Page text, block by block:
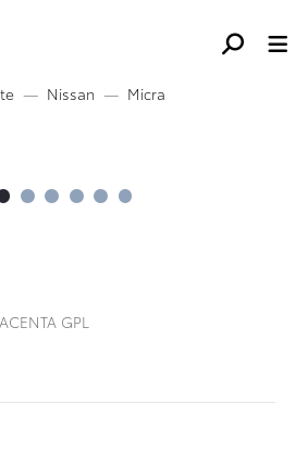
Nissan Micra
GPL